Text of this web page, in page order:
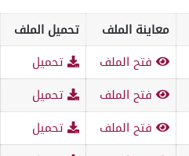
معاينة الملف
تحميل الملف
فتح الملف
تحميل
فتح الملف
تحميل
فتح الملف
تحميل